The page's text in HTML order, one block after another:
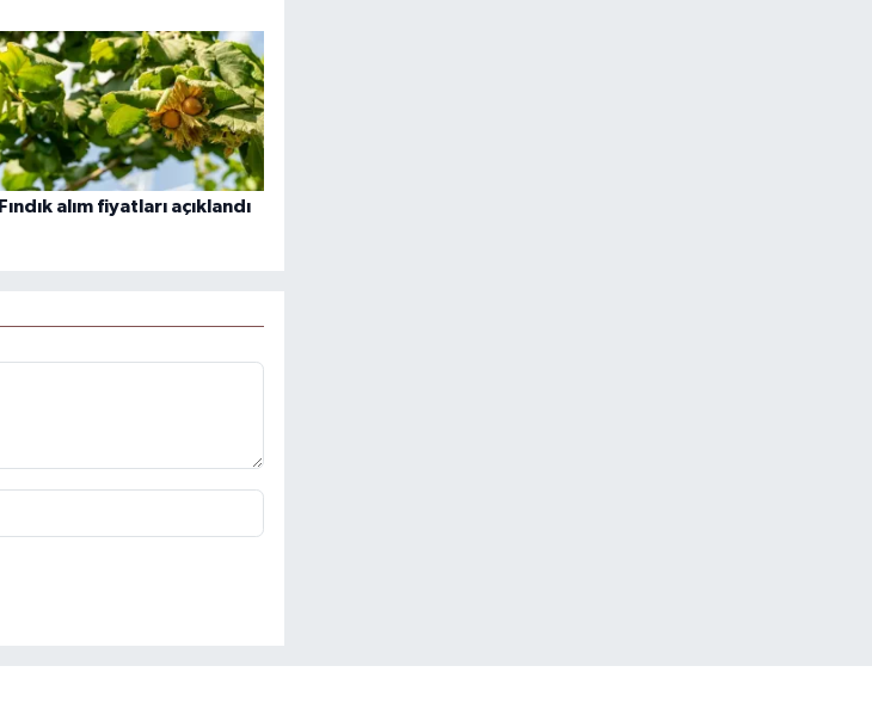
Fındık alım fiyatları açıklandı